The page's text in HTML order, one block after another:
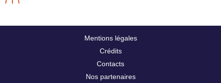
Mentions légales
Crédits
Contacts
Nos partenaires